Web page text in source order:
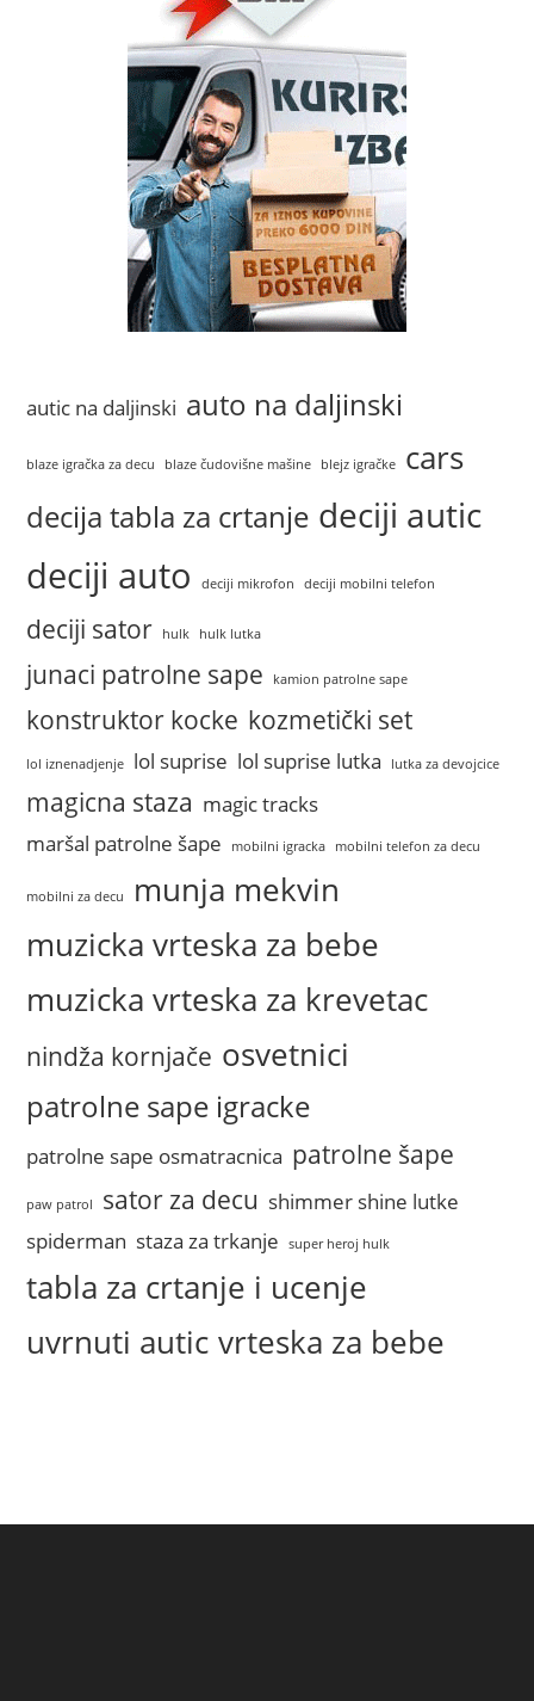
autic na daljinski auto na daljinski
blaze igračka za decu blaze čudovišne mašine blejz igračke cars
decija tabla za crtanje deciji autic
deciji auto deciji mikrofon deciji mobilni telefon
deciji sator hulk hulk lutka
junaci patrolne sape kamion patrolne sape
konstruktor kocke kozmetički set
lol iznenadjenje lol suprise lol suprise lutka lutka za devojcice
magicna staza magic tracks
maršal patrolne šape
mobilni igracka mobilni telefon za decu
mobilni za decu
munja mekvin
muzicka vrteska za bebe
muzicka vrteska za krevetac
nindža kornjače osvetnici
patrolne sape igracke
patrolne sape osmatracnica patrolne šape
paw patrol sator za decu shimmer shine lutke
spiderman staza za trkanje super heroj hulk
tabla za crtanje i ucenje
uvrnuti autic vrteska za bebe